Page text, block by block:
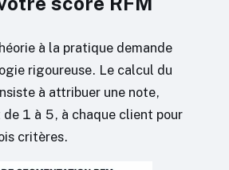
à la pratique demande
rigoureuse. Le calcul du
à attribuer une note,
1 à 5, à chaque client pour
critères.